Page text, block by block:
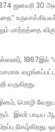
ஜனவரி 30
மாற்றத்தை
இவர் பாடிய